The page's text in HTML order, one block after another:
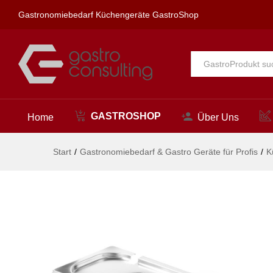
Gastronomiebedarf Küchengeräte GastroShop
Alle
Home GASTROSHOP Über Uns
Start / Gastronomiebedarf & Gastro Geräte für Profis /
354x325mm